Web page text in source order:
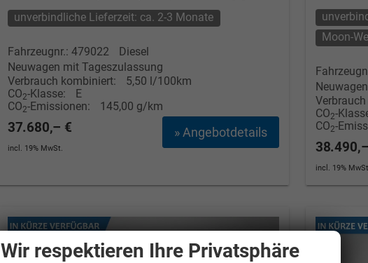
unverbindliche Lieferzeit: ca. 2-3 Monate
Fahrzeugnr.: 479022
Diesel
Neuwagen mit Tageszulassung
Verbrauch kombiniert:
5,50 l/100km
CO2-Klasse:
E
CO2-Emissionen: 145,00 g/km
» Angebotdetails
37.680,– €
incl. 19% MwSt.
Moon-
Neuwagen
CO2-
CO2-
incl. 19%
Wir respektieren Ihre Privatsphäre